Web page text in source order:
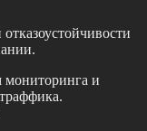
мониторинга и